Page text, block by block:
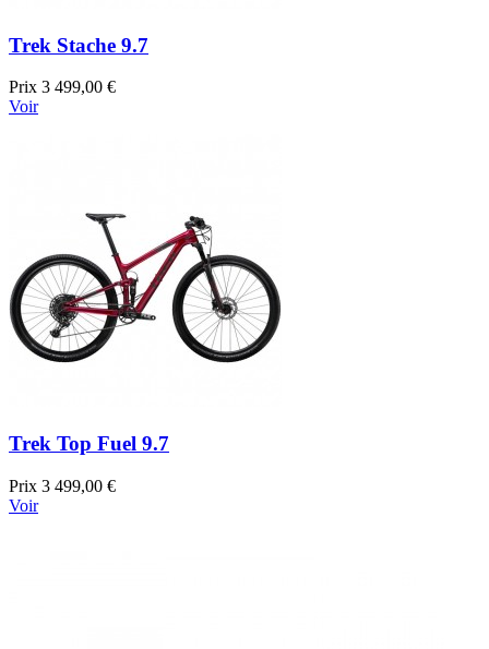
Trek Stache 9.7
Prix 3 499,00 €
Voir
Trek Top Fuel 9.7
Prix 3 499,00 €
Voir